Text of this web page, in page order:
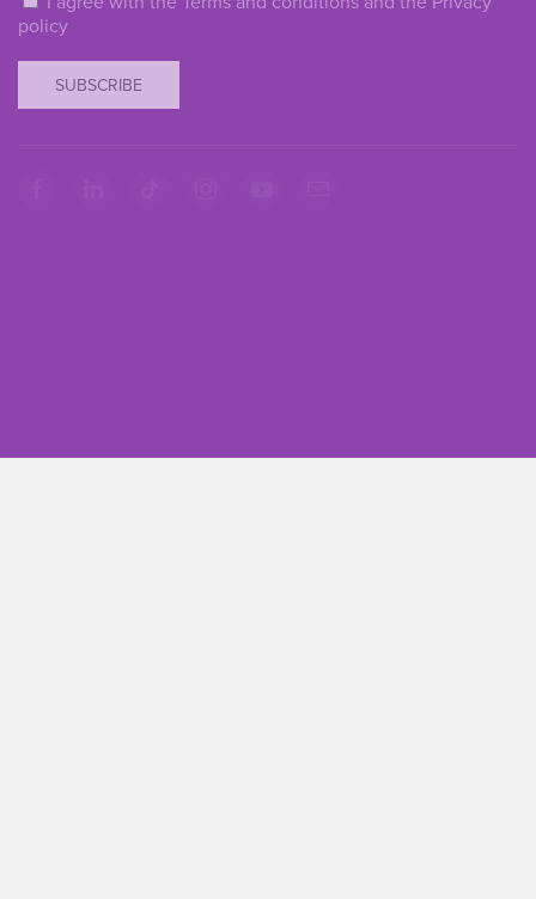
policy
SUBSCRIBE